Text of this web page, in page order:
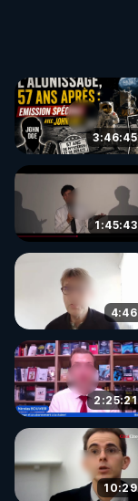
3:46:45
1:45:43
4:46
2:25:21
10:29